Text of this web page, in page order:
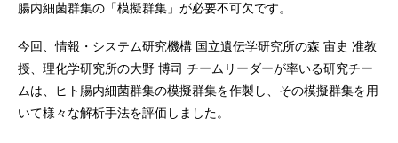
腸内細菌群集の「模擬群集」が必要不可欠です。
今回、情報・システム研究機構 国立遺伝学研究所の森 宙史 准教
授、理化学研究所の大野 博司 チームリーダーが率いる研究チー
ムは、ヒト腸内細菌群集の模擬群集を作製し、その模擬群集を用
いて様々な解析手法を評価しました。